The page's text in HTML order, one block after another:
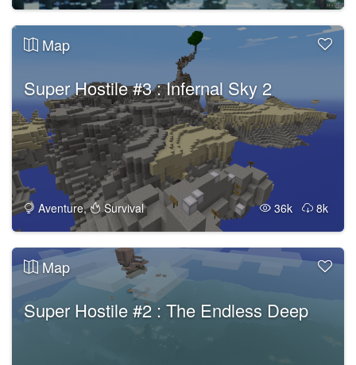
Map
Super Hostile #3 : Infernal Sky 2
Aventure, Survival 36k 8k
Map
Super Hostile #2 : The Endless Deep